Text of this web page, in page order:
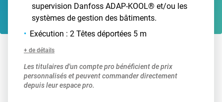
supervision Danfoss ADAP-KOOL® et/ou les
systèmes de gestion des bâtiments.
Exécution : 2 Têtes déportées 5 m
+ de détails
Les titulaires d'un compte pro bénéficient de prix
personnalisés et peuvent commander directement
depuis leur espace pro.